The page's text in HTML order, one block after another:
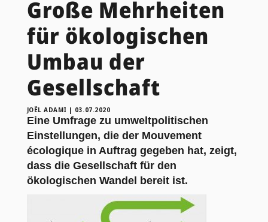
Große Mehrheiten
für ökologischen
Umbau der
Gesellschaft
JOËL ADAMI | 03.07.2020
Eine Umfrage zu umweltpolitischen
Einstellungen, die der Mouvement
écologique in Auftrag gegeben hat, zeigt,
dass die Gesellschaft für den
ökologischen Wandel bereit ist.